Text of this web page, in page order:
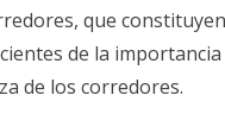
que
de la
de los corredores.